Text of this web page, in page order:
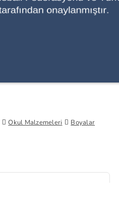
Okul Malzemeleri
Boyalar